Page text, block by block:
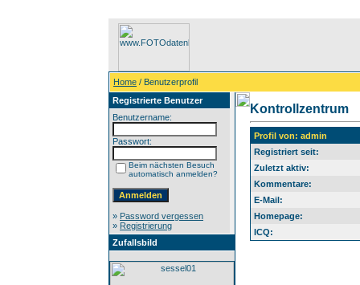
Home / Benutzerprofil
Registrierte Benutzer
Benutzername:
Passwort:
Beim nächsten Besuch
automatisch anmelden?
» Password vergessen
» Registrierung
Zufallsbild
Kontrollzentrum
Profil von: admin
Registriert seit:
Zuletzt aktiv:
Kommentare:
E-Mail:
Homepage:
ICQ: